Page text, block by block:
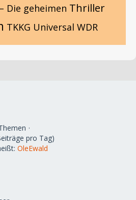
Die geheimen Thriller
TKKG Universal WDR
pro Tag)
OleEwald